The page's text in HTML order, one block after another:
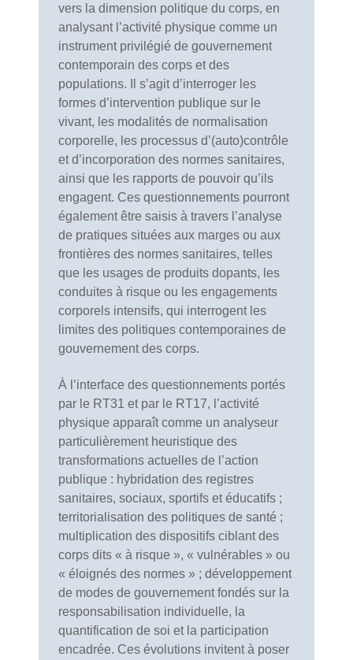
vers la dimension politique du corps, en
analysant l’activité physique comme un
instrument privilégié de gouvernement
contemporain des corps et des
populations. Il s’agit d’interroger les
formes d’intervention publique sur le
vivant, les modalités de normalisation
corporelle, les processus d’(auto)contrôle
et d’incorporation des normes sanitaires,
ainsi que les rapports de pouvoir qu’ils
engagent. Ces questionnements pourront
également être saisis à travers l’analyse
de pratiques situées aux marges ou aux
frontières des normes sanitaires, telles
que les usages de produits dopants, les
conduites à risque ou les engagements
corporels intensifs, qui interrogent les
limites des politiques contemporaines de
gouvernement des corps.
À l’interface des questionnements portés
par le RT31 et par le RT17, l’activité
physique apparaît comme un analyseur
particulièrement heuristique des
transformations actuelles de l’action
publique : hybridation des registres
sanitaires, sociaux, sportifs et éducatifs ;
territorialisation des politiques de santé ;
multiplication des dispositifs ciblant des
corps dits « à risque », « vulnérables » ou
« éloignés des normes » ; développement
de modes de gouvernement fondés sur la
responsabilisation individuelle, la
quantification de soi et la participation
encadrée. Ces évolutions invitent à poser